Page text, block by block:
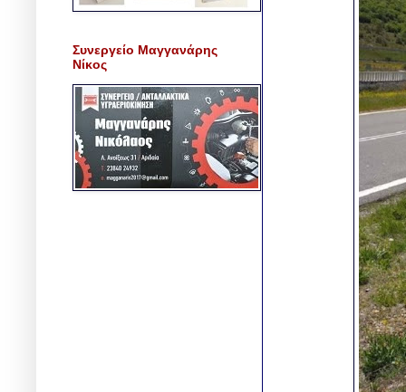
Συνεργείο Μαγγανάρης
Νίκος